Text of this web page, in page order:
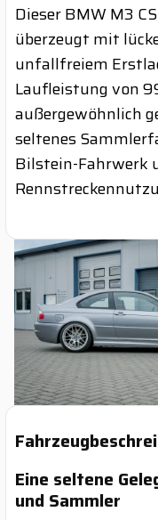
Dieser BMW M3
überzeugt mit
unfallfreiem
Laufleistung von
außergewöhnlich
seltenes
Bilstein-Fahrwerk
Eine seltene
und Sammler